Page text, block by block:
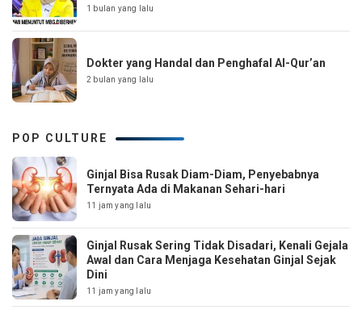
1 bulan yang lalu
Dokter yang Handal dan Penghafal Al-Qur’an
2 bulan yang lalu
POP CULTURE
Ginjal Bisa Rusak Diam-Diam, Penyebabnya
Ternyata Ada di Makanan Sehari-hari
11 jam yang lalu
Ginjal Rusak Sering Tidak Disadari, Kenali Gejala
Awal dan Cara Menjaga Kesehatan Ginjal Sejak
Dini
11 jam yang lalu